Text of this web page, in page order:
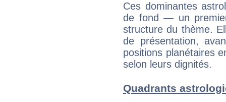
Ces dominantes
de fond — un
structure du thème.
de présentation,
positions planétaires
selon leurs dignités.
Quadrants